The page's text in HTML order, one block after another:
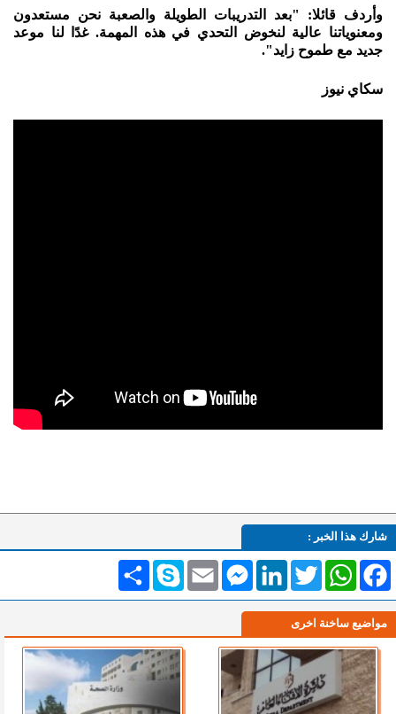
وأردف قائلا: "بعد التدريبات الطويلة والصعبة نحن مستعدون
ومعنوياتنا عالية لنخوض التحدي في هذه المهمة. غدًا لنا موعد
جديد مع طموح زايد".
سكاي نيوز
شارك هذا الخبر :
انشر Skype Email
MessengerLinkedInTwitterWhatsAppFacebook
مواضيع ساخنة اخرى